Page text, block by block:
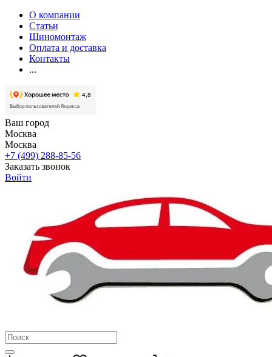
О компании
Статьи
Шиномонтаж
Оплата и доставка
Контакты
...
Ваш город
Москва
Москва
+7 (499) 288-85-56
Заказать звонок
Войти